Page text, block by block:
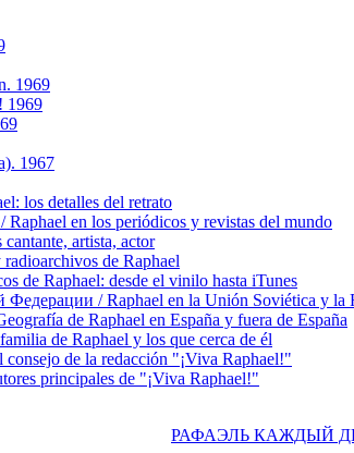
1969
1969
1967
los detalles del retrato
en los periódicos y revistas del mundo
artista, actor
de Raphael
de Raphael: desde el vinilo hasta iTunes
/ Raphael en la Unión Soviética y la
de Raphael en España y fuera de España
de Raphael y los que cerca de él
de la redacción "¡Viva Raphael!"
principales de "¡Viva Raphael!"
РАФАЭЛЬ КАЖДЫЙ